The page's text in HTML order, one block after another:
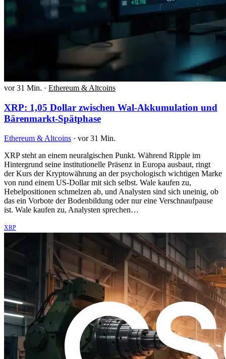
vor 31 Min. · Ethereum & Altcoins
XRP: 1,05 Dollar zwischen Wal-Akkumulation und
Bärenmarkt-Spätphase
Ethereum & Altcoins · vor 31 Min.
XRP steht an einem neuralgischen Punkt. Während Ripple im
Hintergrund seine institutionelle Präsenz in Europa ausbaut, ringt
der Kurs der Kryptowährung an der psychologisch wichtigen Marke
von rund einem US-Dollar mit sich selbst. Wale kaufen zu,
Hebelpositionen schmelzen ab, und Analysten sind sich uneinig, ob
das ein Vorbote der Bodenbildung oder nur eine Verschnaufpause
ist. Wale kaufen zu, Analysten sprechen…
XRP